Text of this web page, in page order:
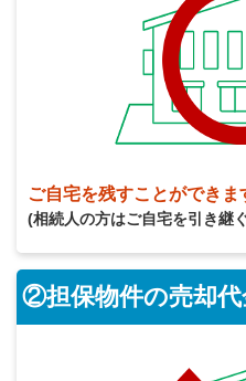
ご自宅を残すことができま
(相続人の方はご自宅を引き継
②担保物件の売却